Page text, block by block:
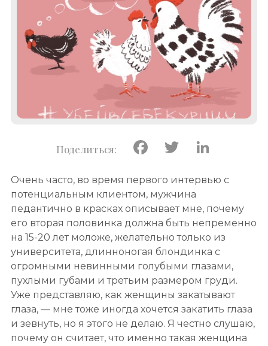
Facebook
Twitter
Очень часто, во время первого интервью с
потенциальным клиентом, мужчина
педантично в красках описывает мне, почему
его вторая половинка должна быть непременно
на 15-20 лет моложе, желательно только из
университета, длинноногая блондинка с
огромными невинными голубыми глазами,
пухлыми губами и третьим размером груди.
Уже представляю, как женщины закатывают
глаза, — мне тоже иногда хочется закатить глаза
и зевнуть, но я этого не делаю. Я честно слушаю,
почему он считает, что именно такая женщина